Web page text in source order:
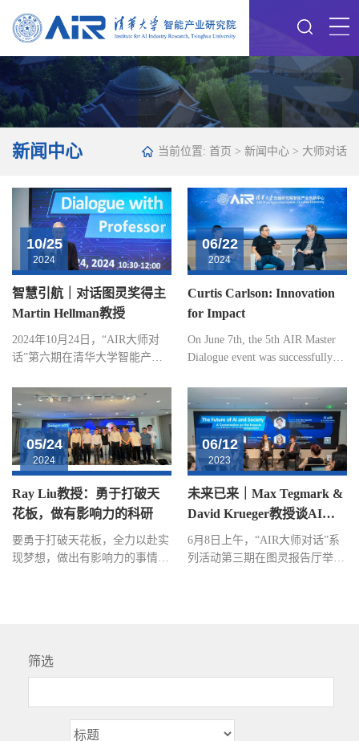
新闻中心 当前位置: 首页 > 新闻中心 > 大师对话
10/25
2024
智慧引航｜对话图灵奖得主
Martin Hellman教授
2024年10月24日，“AIR大师对
话”第六期在清华大学智能产业
举行。本次活动荣幸地邀请到图
灵奖获得者、美国工程院院士、
斯坦福大学电气工程名誉教授
Martin E. Hellman，就学术科
研、职业发展、AI技术等话题进
后，AIR院长张亚勤院士主持炉
边对话，与Hellman教授就今年
诺奖花落AI、成功路径等话题展
开精彩讨论，为观众带来无限启
06/22
2024
Curtis Carlson: Innovation
for Impact
On June 7th, the 5th AIR Master
Dialogue event was successfully
Center (AIR+IC). We were
honored to have Prof. Curtis
Carlson, the former President and
CEO of SRI International, Emmy
Award Winner, and Member of the
deliver a presentation titled
"Innovation for Impact" and
engage in discussions with students
and faculty about innovat...
05/24
2024
Ray Liu教授：勇于打破天
花板，做有影响力的科研
要勇于打破天花板，全力以赴实
现梦想，做出有影响力的事情去
Ray Liu教授为我们分享。刘教
授首先做了题为 Wireless AI: A
读世界的新第六感》）的报告，
06/12
2023
未来已来｜Max Tegmark &
David Krueger教授谈AI发
展影响和风险
6月8日上午，“AIR大师对话”系
列活动第三期在图灵报告厅举
工程院院士、AIR院长张亚勤教
《生命3.0：人工智能时代，人
筛选